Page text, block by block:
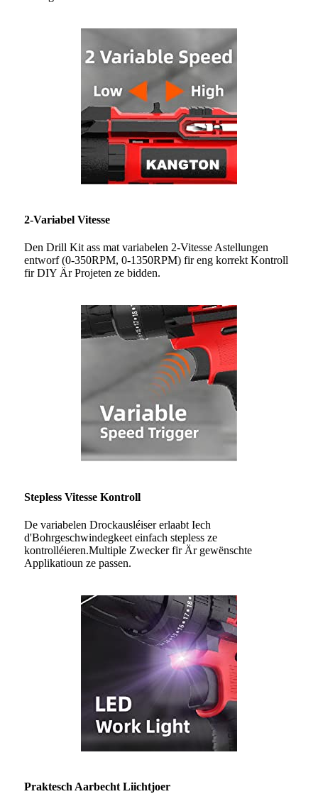
2-Variabel Vitesse
Den Drill Kit ass mat variabelen 2-Vitesse Astellungen
entworf (0-350RPM, 0-1350RPM) fir eng korrekt Kontroll
fir DIY Är Projeten ze bidden.
Stepless Vitesse Kontroll
De variabelen Drockausléiser erlaabt Iech
d'Bohrgeschwindegkeet einfach stepless ze
kontrolléieren.Multiple Zwecker fir Är gewënschte
Applikatioun ze passen.
Praktesch Aarbecht Liichtjoer